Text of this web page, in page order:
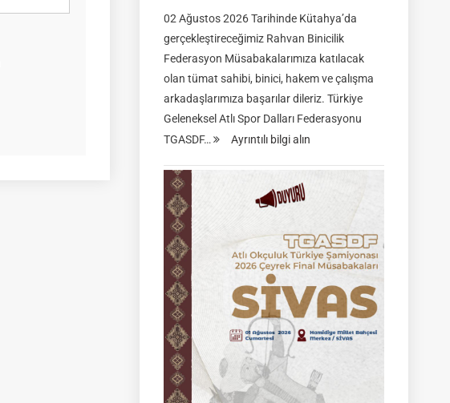
02 Ağustos 2026 Tarihinde Kütahya’da
gerçekleştireceğimiz Rahvan Binicilik
Federasyon Müsabakalarımıza katılacak
olan tümat sahibi, binici, hakem ve çalışma
arkadaşlarımıza başarılar dileriz. Türkiye
Geleneksel Atlı Spor Dalları Federasyonu
TGASDF…
Ayrıntılı bilgi alın
|
02
Ağustos
2026
İSİM